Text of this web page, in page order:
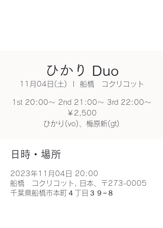
ひかり Duo
11月04日(土) 船橋 コクリコット
1st 20:00～ 2nd 21:00～ 3rd 22:00～
￥2,500
ひかり(vo)、梅原新(gt)
日時・場所
2023年11月04日 20:00
船橋 コクリコット, 日本、〒273-0005
千葉県船橋市本町４丁目３９−８